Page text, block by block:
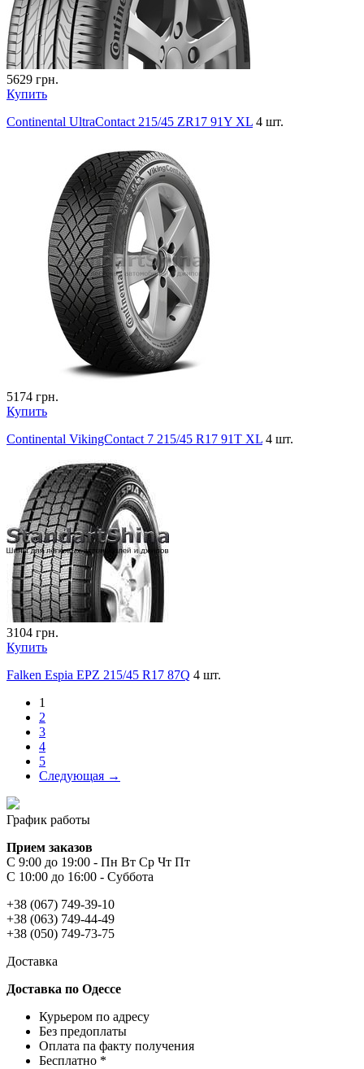
5629 грн.
Купить
Continental UltraContact 215/45 ZR17 91Y XL 4 шт.
5174 грн.
Купить
Continental VikingContact 7 215/45 R17 91T XL 4 шт.
3104 грн.
Купить
Falken Espia EPZ 215/45 R17 87Q 4 шт.
1
2
3
4
5
Следующая →
График работы
Прием заказов
С 9:00 до 19:00 - Пн Вт Ср Чт Пт
С 10:00 до 16:00 - Суббота
+38 (067) 749-39-10
+38 (063) 749-44-49
+38 (050) 749-73-75
Доставка
Доставка по Одессе
Курьером по адресу
Без предоплаты
Оплата па факту получения
Бесплатно *